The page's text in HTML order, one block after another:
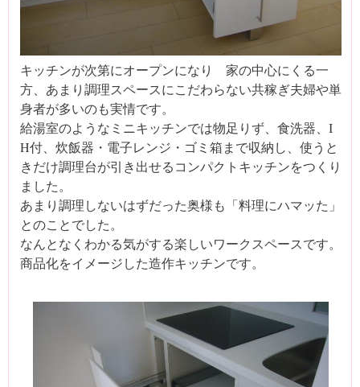
キッチンが次第にオープンになり 家の中心にくる一
方、あまり調理スペースにこだわらない共稼ぎ夫婦や単
身者が多いのも実情です。
給湯室のようなミニキッチンでは物足りず、食洗器、I
H付、炊飯器・電子レンジ・ゴミ箱まで収納し、使うと
きだけ調理台が引き出せるコンパクトキッチンをつくり
ました。
あまり調理しないはずだった奥様も「料理にハマッた」
とのことでした。
なんとなくわかる気がする楽しいワークスペースです。
商品化をイメージした造作キッチンです。